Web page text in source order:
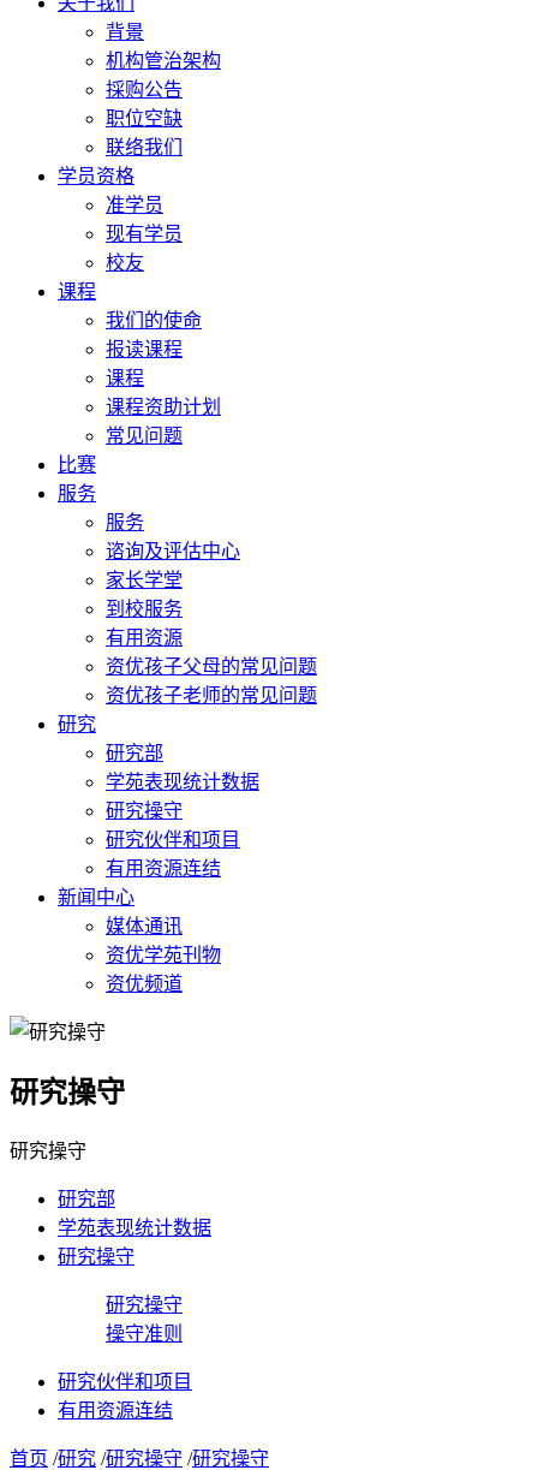
背景
机构管治架构
採购公告
职位空缺
联络我们
学员资格
准学员
现有学员
校友
课程
我们的使命
报读课程
课程
课程资助计划
常见问题
比赛
服务
服务
谘询及评估中心
家长学堂
到校服务
有用资源
资优孩子父母的常见问题
资优孩子老师的常见问题
研究
研究部
学苑表现统计数据
研究操守
研究伙伴和项目
有用资源连结
新闻中心
媒体通讯
资优学苑刊物
资优频道
研究操守
研究操守
研究部
学苑表现统计数据
研究操守
研究操守
操守准则
研究伙伴和项目
有用资源连结
首页 /研究 /研究操守 /研究操守